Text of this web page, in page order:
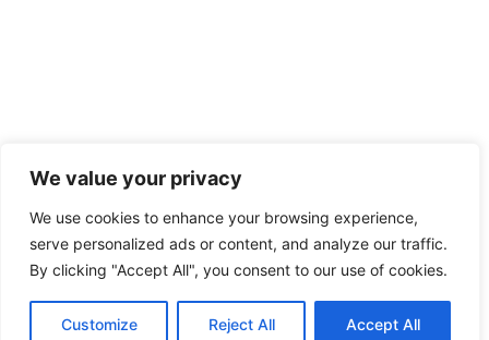
We value your privacy
We use cookies to enhance your browsing experience,
serve personalized ads or content, and analyze our traffic.
By clicking "Accept All", you consent to our use of cookies.
Customize Reject All Accept All